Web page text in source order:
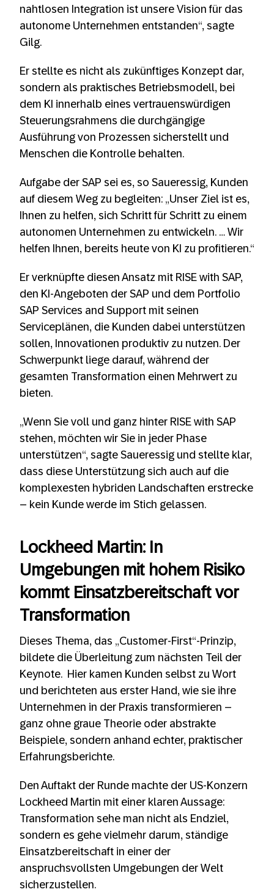
nahtlosen Integration ist unsere Vision für das
autonome Unternehmen entstanden“, sagte
Gilg.
Er stellte es nicht als zukünftiges Konzept dar,
sondern als praktisches Betriebsmodell, bei
dem KI innerhalb eines vertrauenswürdigen
Steuerungsrahmens die durchgängige
Ausführung von Prozessen sicherstellt und
Menschen die Kontrolle behalten.
Aufgabe der SAP sei es, so Saueressig, Kunden
auf diesem Weg zu begleiten: „Unser Ziel ist es,
Ihnen zu helfen, sich Schritt für Schritt zu einem
autonomen Unternehmen zu entwickeln. … Wir
helfen Ihnen, bereits heute von KI zu profitieren.“
Er verknüpfte diesen Ansatz mit RISE with SAP,
den KI-Angeboten der SAP und dem Portfolio
SAP Services and Support mit seinen
Serviceplänen, die Kunden dabei unterstützen
sollen, Innovationen produktiv zu nutzen. Der
Schwerpunkt liege darauf, während der
gesamten Transformation einen Mehrwert zu
bieten.
„Wenn Sie voll und ganz hinter RISE with SAP
stehen, möchten wir Sie in jeder Phase
unterstützen“, sagte Saueressig und stellte klar,
dass diese Unterstützung sich auch auf die
komplexesten hybriden Landschaften erstrecke
– kein Kunde werde im Stich gelassen.
Lockheed Martin: In
Umgebungen mit hohem Risiko
kommt Einsatzbereitschaft vor
Transformation
Dieses Thema, das „Customer-First“-Prinzip,
bildete die Überleitung zum nächsten Teil der
Keynote. Hier kamen Kunden selbst zu Wort
und berichteten aus erster Hand, wie sie ihre
Unternehmen in der Praxis transformieren –
ganz ohne graue Theorie oder abstrakte
Beispiele, sondern anhand echter, praktischer
Erfahrungsberichte.
Den Auftakt der Runde machte der US-Konzern
Lockheed Martin mit einer klaren Aussage:
Transformation sehe man nicht als Endziel,
sondern es gehe vielmehr darum, ständige
Einsatzbereitschaft in einer der
anspruchsvollsten Umgebungen der Welt
sicherzustellen.